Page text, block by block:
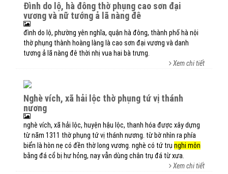
đình do lộ, hà đông thờ phụng cao sơn đại
vương và nữ tướng ả lã nàng đê
đình do lộ, phường yên nghĩa, quận hà đông, thành phố hà nội
thờ phụng thành hoàng làng là cao sơn đại vương và danh
tương ả lã nàng đê thời nhị vua hai bà trưng.
Xem chi tiết
nghè vích, xã hải lộc thờ phụng tứ vị thánh
nương
nghè vích, xã hải lộc, huyện hậu lộc, thanh hóa được xây dựng
từ năm 1311 thờ phụng tứ vị thánh nương. từ bờ nhìn ra phía
biển là hòn nẹ có đền thờ long vương. nghè có tứ trụ nghi môn
bằng đá cổ bị hư hỏng, nay vẫn dùng chân trụ đá từ xưa.
Xem chi tiết